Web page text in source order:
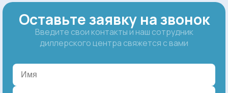
Оставьте заявку на звонок
Введите свои контакты и наш сотрудник
диллерского центра свяжется с вами